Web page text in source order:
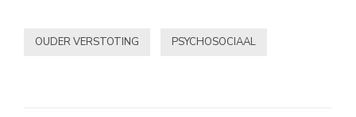
OUDER VERSTOTING PSYCHOSOCIAAL